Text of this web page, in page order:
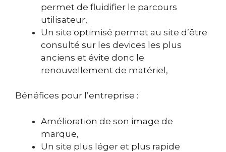
permet de fluidifier le parcours
utilisateur,
Un site optimisé permet au site d’être
consulté sur les devices les plus
anciens et évite donc le
renouvellement de matériel,
Bénéfices pour l’entreprise :
Amélioration de son image de
marque,
Un site plus léger et plus rapide